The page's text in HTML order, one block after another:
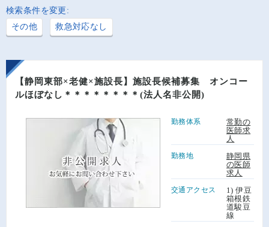
検索条件を変更:
その他
救急対応なし
【静岡東部×老健×施設長】施設長候補募集 オンコー
ルほぼなし＊＊＊＊＊＊＊＊(法人名非公開)
勤務体系
常勤の
医師求
人
勤務地
静岡県
の医師
求人
交通アクセス
1) 伊豆
箱根鉄
道駿豆
線